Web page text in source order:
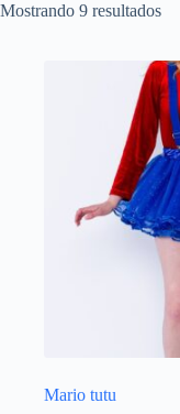
Mostrando 9 resultados
Mario tutu